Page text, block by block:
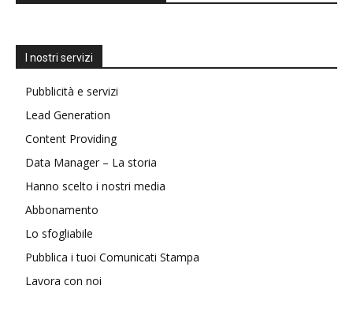
I nostri servizi
Pubblicità e servizi
Lead Generation
Content Providing
Data Manager – La storia
Hanno scelto i nostri media
Abbonamento
Lo sfogliabile
Pubblica i tuoi Comunicati Stampa
Lavora con noi